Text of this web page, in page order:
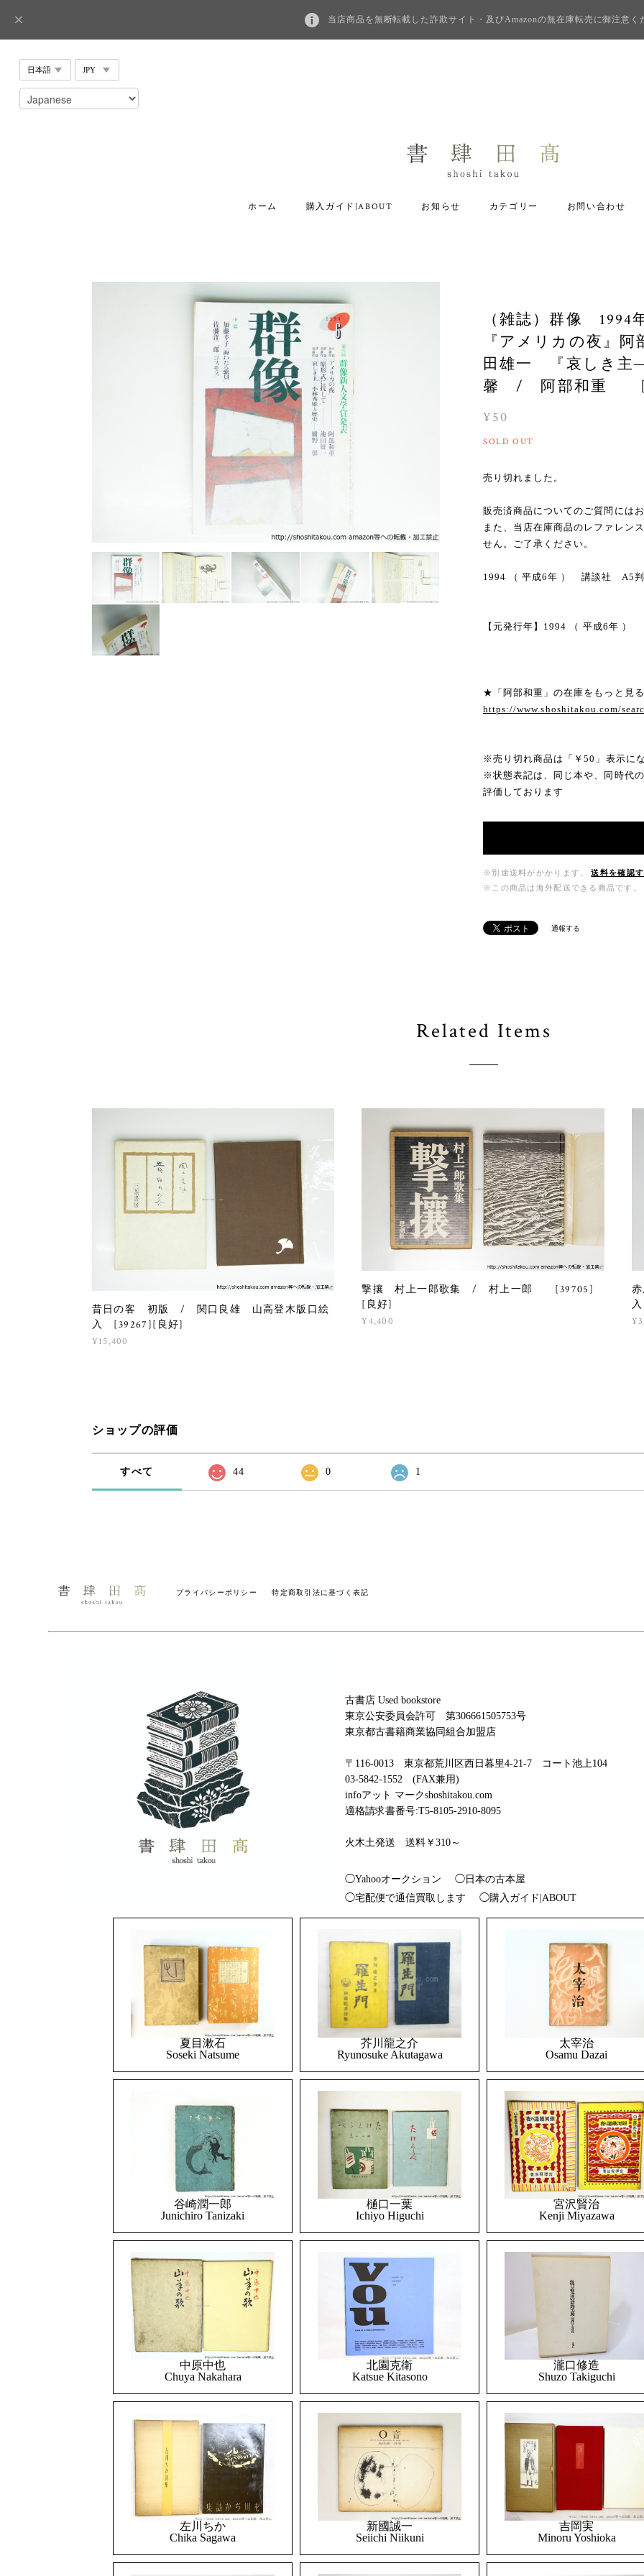
当店商品を無断転載した詐欺サイト・及びAmazonの無在庫転売に御注意く
ホーム 購入ガイド|ABOUT お知らせ カテゴリー お問い合わせ
（雑誌）群像
『アメリカの夜』
田雄一 『哀しき主
馨 / 阿部和重
¥50
SOLD OUT
売り切れました。
販売済商品についてのご質問には
また、当店在庫商品のレファレン
せん。ご了承ください。
1994 （ 平成6年 ） 講談社 A5
【元発行年】1994 （ 平成6年 ）
★「阿部和重」の在庫をもっと見る
https://www.shoshitakou.com/
※売り切れ商品は「￥50」表示に
※状態表記は、同じ本や、同時代
評価しております
※別途送料がかかります。
送料を確認す
※この商品は海外配送できる商品です。
通報する
Related Items
昔日の客 初版 / 関口良雄 山高登木版口絵
入 [39267][良好]
¥15,400
撃攘 村上一郎歌集 / 村上一郎 [39705]
[良好]
¥4,400
ショップの評価
すべて 44 0 1
プライバシーポリシー 特定商取引法に基づく表記
古書店 Used bookstore
東京公安委員会許可 第306661505753号
東京都古書籍商業協同組合加盟店
〒116-0013 東京都荒川区西日暮里4-21-7 コート池上104
03-5842-1552 (FAX兼用)
infoアット マークshoshitakou.com
適格請求書番号:T5-8105-2910-8095
火木土発送 送料￥310～
◯Yahooオークション
◯日本の古本屋
◯宅配便で通信買取します
◯購入ガイド|ABOUT
夏目漱石
Soseki Natsume
芥川龍之介
Ryunosuke Akutagawa
太宰治
Osamu Dazai
谷崎潤一郎
Junichiro Tanizaki
樋口一葉
Ichiyo Higuchi
宮沢賢治
Kenji Miyazawa
中原中也
Chuya Nakahara
北園克衛
Katsue Kitasono
瀧口修造
Shuzo Takiguchi
左川ちか
Chika Sagawa
新國誠一
Seiichi Niikuni
吉岡実
Minoru Yoshioka